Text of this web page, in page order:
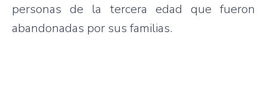
personas de la tercera edad que fueron
abandonadas por sus familias.